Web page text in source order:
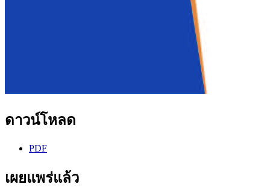
ดาวน์โหลด
PDF
เผยแพร่แล้ว